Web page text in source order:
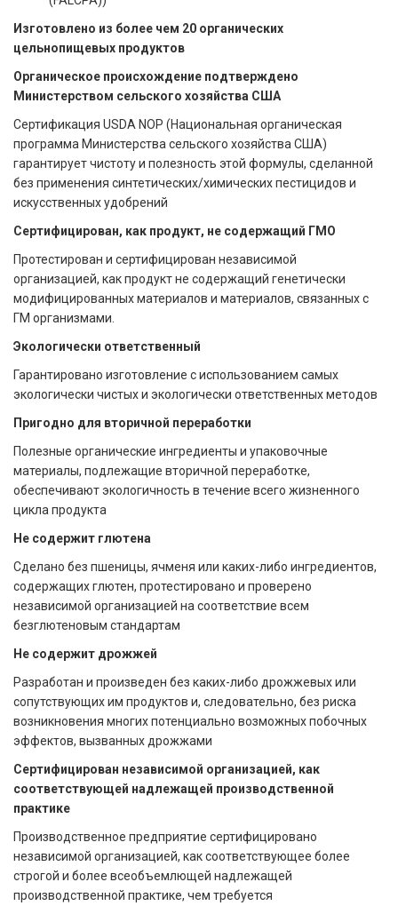
Изготовлено из более чем 20 органических
цельнопищевых продуктов
Органическое происхождение подтверждено
Министерством сельского хозяйства США
Сертификация USDA NOP (Национальная органическая
программа Министерства сельского хозяйства США)
гарантирует чистоту и полезность этой формулы, сделанной
без применения синтетических/химических пестицидов и
искусственных удобрений
Сертифицирован, как продукт, не содержащий ГМО
Протестирован и сертифицирован независимой
организацией, как продукт не содержащий генетически
модифицированных материалов и материалов, связанных с
ГМ организмами.
Экологически ответственный
Гарантировано изготовление с использованием самых
экологически чистых и экологически ответственных методов
Пригодно для вторичной переработки
Полезные органические ингредиенты и упаковочные
материалы, подлежащие вторичной переработке,
обеспечивают экологичность в течение всего жизненного
цикла продукта
Не содержит глютена
Сделано без пшеницы, ячменя или каких-либо ингредиентов,
содержащих глютен, протестировано и проверено
независимой организацией на соответствие всем
безглютеновым стандартам
Не содержит дрожжей
Разработан и произведен без каких-либо дрожжевых или
сопутствующих им продуктов и, следовательно, без риска
возникновения многих потенциально возможных побочных
эффектов, вызванных дрожжами
Сертифицирован независимой организацией, как
соответствующей надлежащей производственной
практике
Производственное предприятие сертифицировано
независимой организацией, как соответствующее более
строгой и более всеобъемлющей надлежащей
производственной практике, чем требуется